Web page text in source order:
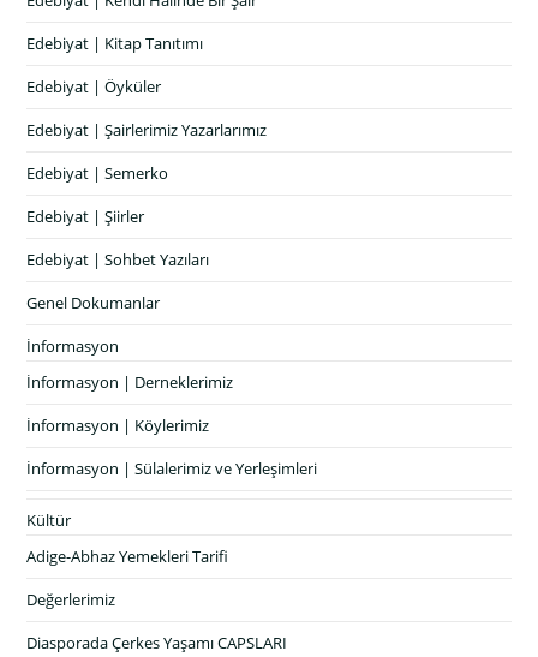
Edebiyat | Kitap Tanıtımı
Edebiyat | Öyküler
Edebiyat | Şairlerimiz Yazarlarımız
Edebiyat | Semerko
Edebiyat | Şiirler
Edebiyat | Sohbet Yazıları
Genel Dokumanlar
İnformasyon
İnformasyon | Derneklerimiz
İnformasyon | Köylerimiz
İnformasyon | Sülalerimiz ve Yerleşimleri
Kültür
Adige-Abhaz Yemekleri Tarifi
Değerlerimiz
Diasporada Çerkes Yaşamı CAPSLARI